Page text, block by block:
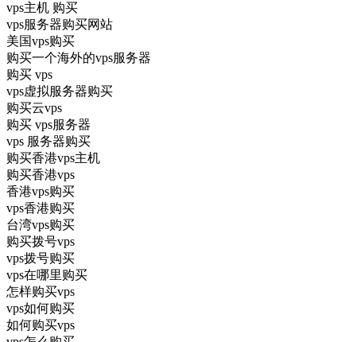
vps主机 购买
vps服务器购买网站
美国vps购买
购买一个海外的vps服务器
购买 vps
vps虚拟服务器购买
购买云vps
购买 vps服务器
vps 服务器购买
购买香港vps主机
购买香港vps
香港vps购买
vps香港购买
台湾vps购买
购买拨号vps
vps拨号购买
vps在哪里购买
怎样购买vps
vps如何购买
如何购买vps